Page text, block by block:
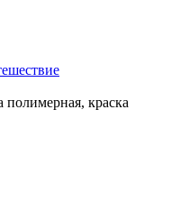
краска